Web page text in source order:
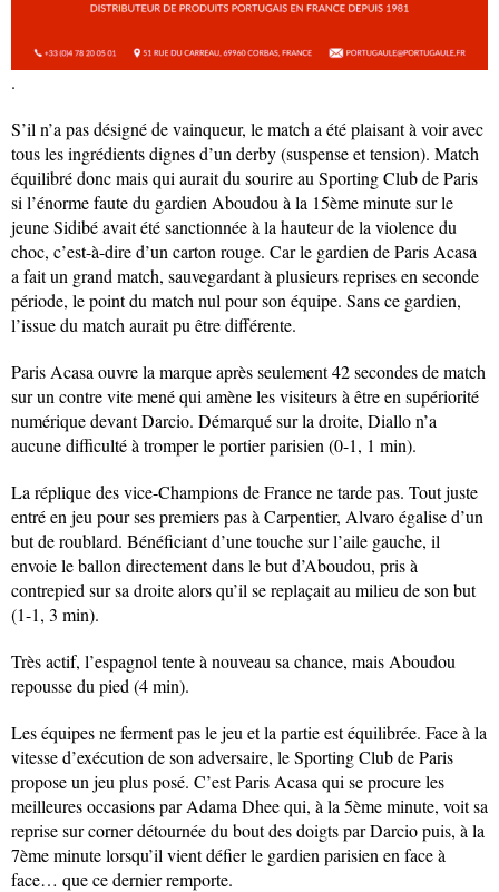
.
S’il n’a pas désigné de vainqueur, le match a été plaisant à voir avec
tous les ingrédients dignes d’un derby (suspense et tension). Match
équilibré donc mais qui aurait du sourire au Sporting Club de Paris
si l’énorme faute du gardien Aboudou à la 15ème minute sur le
jeune Sidibé avait été sanctionnée à la hauteur de la violence du
choc, c’est-à-dire d’un carton rouge. Car le gardien de Paris Acasa
a fait un grand match, sauvegardant à plusieurs reprises en seconde
période, le point du match nul pour son équipe. Sans ce gardien,
l’issue du match aurait pu être différente.
Paris Acasa ouvre la marque après seulement 42 secondes de match
sur un contre vite mené qui amène les visiteurs à être en supériorité
numérique devant Darcio. Démarqué sur la droite, Diallo n’a
aucune difficulté à tromper le portier parisien (0-1, 1 min).
La réplique des vice-Champions de France ne tarde pas. Tout juste
entré en jeu pour ses premiers pas à Carpentier, Alvaro égalise d’un
but de roublard. Bénéficiant d’une touche sur l’aile gauche, il
envoie le ballon directement dans le but d’Aboudou, pris à
contrepied sur sa droite alors qu’il se replaçait au milieu de son but
(1-1, 3 min).
Très actif, l’espagnol tente à nouveau sa chance, mais Aboudou
repousse du pied (4 min).
Les équipes ne ferment pas le jeu et la partie est équilibrée. Face à la
vitesse d’exécution de son adversaire, le Sporting Club de Paris
propose un jeu plus posé. C’est Paris Acasa qui se procure les
meilleures occasions par Adama Dhee qui, à la 5ème minute, voit sa
reprise sur corner détournée du bout des doigts par Darcio puis, à la
7ème minute lorsqu’il vient défier le gardien parisien en face à
face… que ce dernier remporte.